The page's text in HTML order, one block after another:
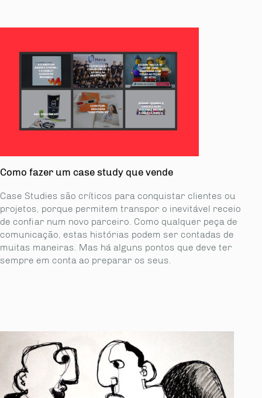
Como fazer um case study que vende
Case Studies são críticos para conquistar clientes ou
projetos, porque permitem transpor o inevitável receio
de confiar num novo parceiro. Como qualquer peça de
comunicação, estas histórias podem ser contadas de
muitas maneiras. Mas há alguns pontos que deve ter
sempre em conta ao preparar os seus.